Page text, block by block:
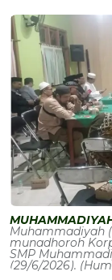
Muhammadiyah
munadhoroh
SMP
(29/6/2026).